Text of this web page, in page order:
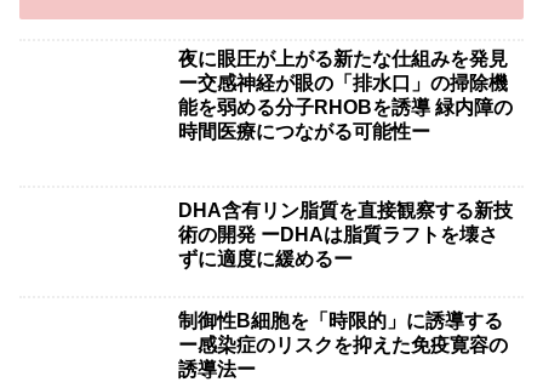
夜に眼圧が上がる新たな仕組みを発見
ー交感神経が眼の「排水口」の掃除機
能を弱める分子RHOBを誘導 緑内障の
時間医療につながる可能性ー
DHA含有リン脂質を直接観察する新技
術の開発 ーDHAは脂質ラフトを壊さ
ずに適度に緩めるー
制御性B細胞を「時限的」に誘導する
ー感染症のリスクを抑えた免疫寛容の
誘導法ー